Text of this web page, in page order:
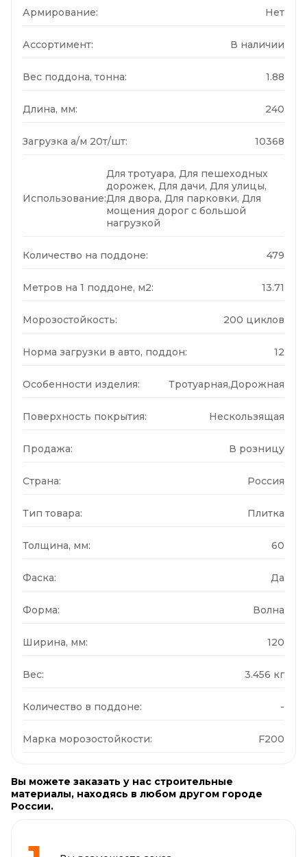
Армирование: Нет
Ассортимент: В наличии
Вес поддона, тонна: 1.88
Длина, мм: 240
Загрузка а/м 20т/шт: 10368
Использование:
Для тротуара, Для пешеходных
дорожек, Для дачи, Для улицы,
Для двора, Для парковки, Для
мощения дорог с большой
нагрузкой
Количество на поддоне: 479
Метров на 1 поддоне, м2: 13.71
Морозостойкость: 200 циклов
Норма загрузки в авто, поддон: 12
Особенности изделия: Тротуарная,Дорожная
Поверхность покрытия: Нескользящая
Продажа: В розницу
Страна: Россия
Тип товара: Плитка
Толщина, мм: 60
Фаска: Да
Форма: Волна
Ширина, мм: 120
Вес: 3.456 кг
Количество в поддоне: -
Марка морозостойкости: F200
Вы можете заказать у нас строительные
материалы, находясь в любом другом городе
России.